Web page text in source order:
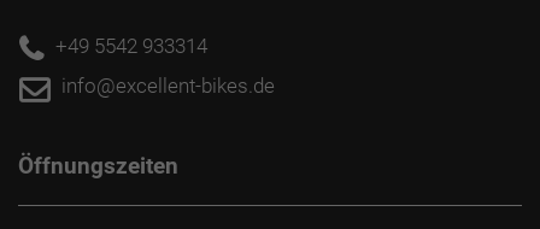
+49 5542 933314
info@excellent-bikes.de
Öffnungszeiten